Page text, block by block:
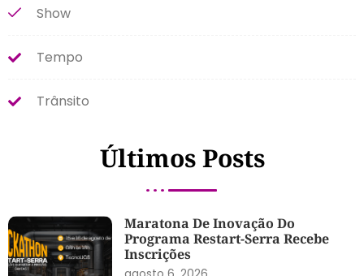
Show
Tempo
Trânsito
Últimos Posts
Maratona De Inovação Do
Programa Restart-Serra Recebe
Inscrições